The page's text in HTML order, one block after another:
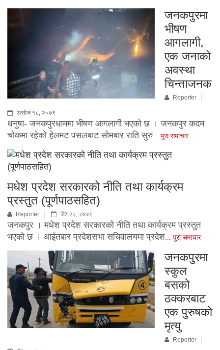
जनकपुरमा
भीषण
आगलागी,
एक जनाको
अवस्था
चिन्ताजनक
Reporter
असोज १८, २०७९
धनुषा- जनकपुरधाममा भीषण आगलागी भएको छ । जनकपुर कदम
चोकमा रहेको हेलमट पसलबाट सोमबार राति सुरु... पुरा समाचार
मधेश प्रदेश सरकारको नीति तथा कार्यक्रम
प्रस्तुत (पूर्णपाठसहित)
Reporter जेठ २२, २०७९
जनकपुर । मधेश प्रदेश सरकारको नीति तथा कार्यक्रम प्रस्तुत
भएको छ । आईतबार प्रदेशसभा सचिवालयमा प्रदेश... पुरा समाचार
जनकपुरमा
स्कुल
बसको
ठक्करबाट
एक पुरुषको
मृत्यु
Reporter